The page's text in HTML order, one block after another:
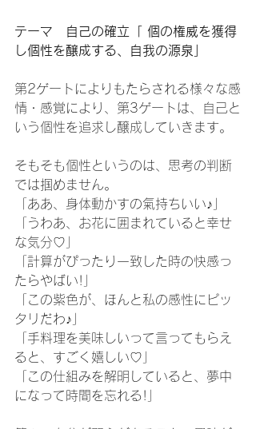
テーマ　自己の確立「 個の権威を獲得
し個性を醸成する、自我の源泉」
第2ゲートによりもたらされる様々な感
情・感覚により、第3ゲートは、自己と
いう個性を追求し醸成していきます。
そもそも個性というのは、思考の判断
では掴めません。
「ああ、身体動かすの氣持ちいい♪」
「うわあ、お花に囲まれていると幸せ
な気分♡」
「計算がぴったり一致した時の快感っ
たらやばい!」
「この紫色が、ほんと私の感性にピッ
タリだわ♪」
「手料理を美味しいって言ってもらえ
ると、すごく嬉しい♡」
「この仕組みを解明していると、夢中
になって時間を忘れる!」